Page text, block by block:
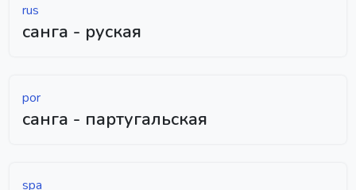
rus
санга - руская
por
санга - партугальская
spa